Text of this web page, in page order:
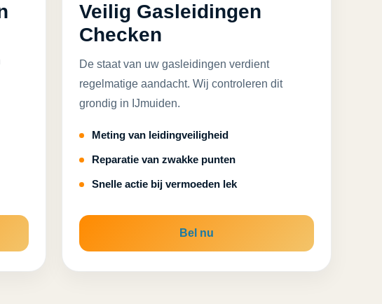
Veilig Gasleidingen
Checken
De staat van uw gasleidingen verdient
regelmatige aandacht. Wij controleren dit
grondig in IJmuiden.
Meting van leidingveiligheid
Reparatie van zwakke punten
Snelle actie bij vermoeden lek
Bel nu